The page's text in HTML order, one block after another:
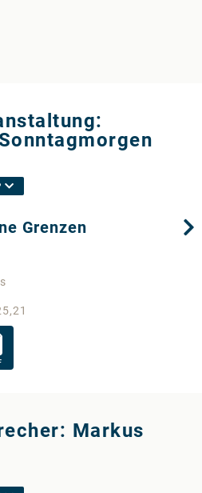
Grenzen
Markus